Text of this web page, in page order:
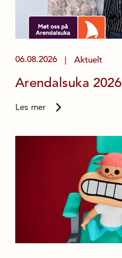
06.08.2026 Aktuelt
Arendalsuka 2026
Les mer